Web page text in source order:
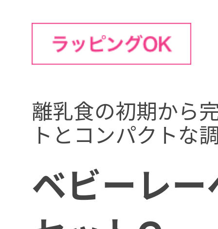
ベビーレ
離乳食の初期から
トとコンパクトな